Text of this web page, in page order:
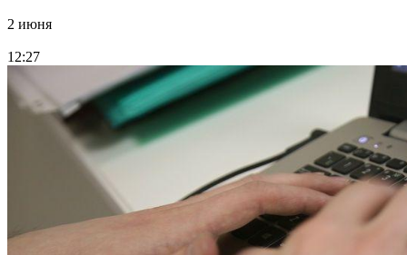
2 июня
12:27